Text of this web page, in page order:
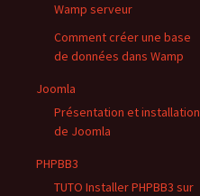
Wamp serveur
Comment créer une base
de données dans Wamp
Joomla
Présentation et installation
de Joomla
PHPBB3
TUTO Installer PHPBB3 sur